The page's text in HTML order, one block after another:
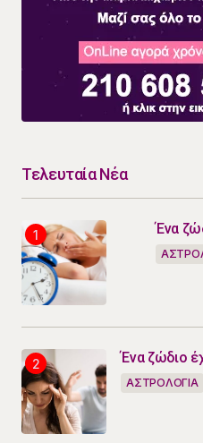
Τελευταία Νέα
Ένα
Ένα ζώδιο
ΑΣΤΡΟΛΟΓΙΑ